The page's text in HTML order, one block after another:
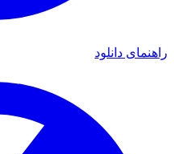
راهنمای دانلود